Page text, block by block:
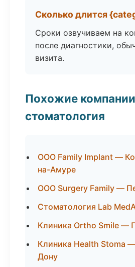
Сколько длится
Сроки озвучиваем на
после диагностики,
визита.
Похожие
стоматология
ООО Family Implant —
на-Амуре
ООО Surgery Family —
Стоматология Lab
Клиника Ortho Smile —
Клиника Health Stoma
Дону